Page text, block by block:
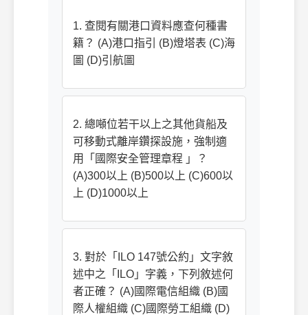
1. 查閱有關港口資料應查何種書
籍？ (A)港口指引 (B)燈塔表 (C)海
圖 (D)引航圖
2. 總噸位若干以上之其他貨船及
可移動式離岸鑽探設施，強制適
用「國際安全管理章程 」？
(A)300以上 (B)500以上 (C)600以
上 (D)1000以上
3. 對於「ILO 147號公約」文字敘
述中之「ILO」字義，下列敘述何
者正確？ (A)國際電信組織 (B)國
際人權組織 (C)國際勞工組織 (D)